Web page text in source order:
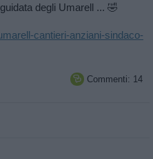
degli Umarell ... 🤣
cantieri-anziani-sindaco-
 Commenti: 14